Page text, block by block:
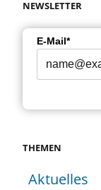
NEWSLETTER
E-Mail*
THEMEN
Aktuelles